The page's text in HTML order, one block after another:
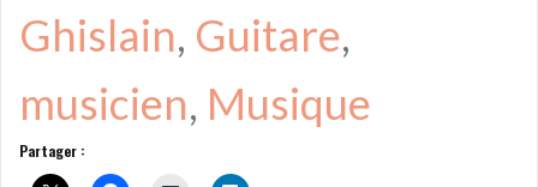
Ghislain, Guitare
musicien, Musique
Partager :